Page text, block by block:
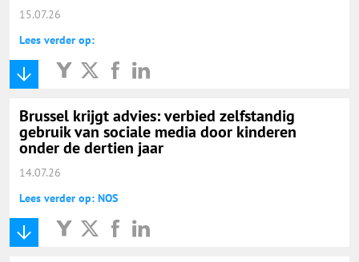
15.07.26
Lees verder op:
Brussel krijgt advies: verbied zelfstandig
gebruik van sociale media door kinderen
onder de dertien jaar
14.07.26
Lees verder op: NOS